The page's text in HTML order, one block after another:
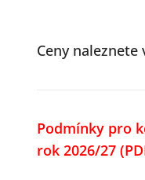
Ceny naleznete
Podmínky pro
rok 2026/27